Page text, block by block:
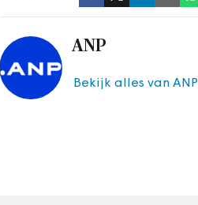
ANP
Bekijk alles van ANP